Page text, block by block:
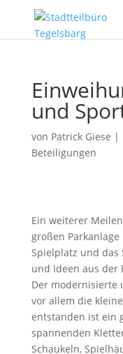
und
von Patrick Giese |
Beteiligungen
Ein weiterer
großen
Spielplatz und das
und Ideen aus
Der modernisierte
vor allem die
entstanden ist ein
spannenden
Schaukeln,